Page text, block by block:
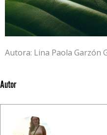
Autora: Lina Paola Garzón
Autor